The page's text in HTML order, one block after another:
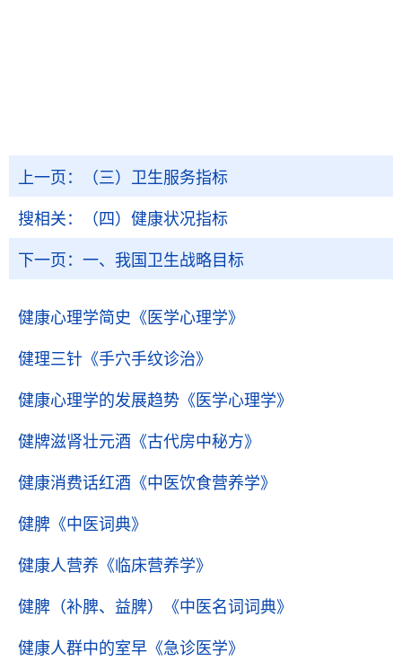
上一页： （三）卫生服务指标
搜相关： （四）健康状况指标
下一页： 一、我国卫生战略目标
健康心理学简史 《医学心理学》
健理三针 《手穴手纹诊治》
健康心理学的发展趋势 《医学心理学》
健牌滋肾壮元酒 《古代房中秘方》
健康消费话红酒 《中医饮食营养学》
健脾 《中医词典》
健康人营养 《临床营养学》
健脾（补脾、益脾） 《中医名词词典》
健康人群中的室早 《急诊医学》